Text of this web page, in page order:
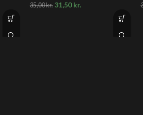
35,00kr. 31,50kr.